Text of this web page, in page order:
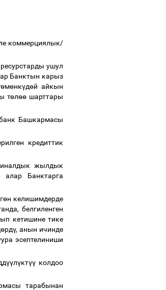
коммерциялык/
ушул
Банктын карыз
өмөнкүдөй айкын
төлөө шарттары
Башкармасы
кредиттик
жылдык
Банктарга
өн келишимдерде
белгиленген
кетишине тике
өрдү, анын ичинде
эсептелиниши
үүлүктүүколдоо
тарабынан